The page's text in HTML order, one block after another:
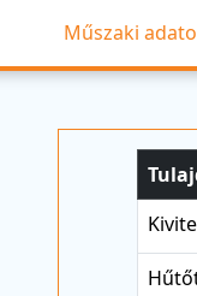
Műszaki